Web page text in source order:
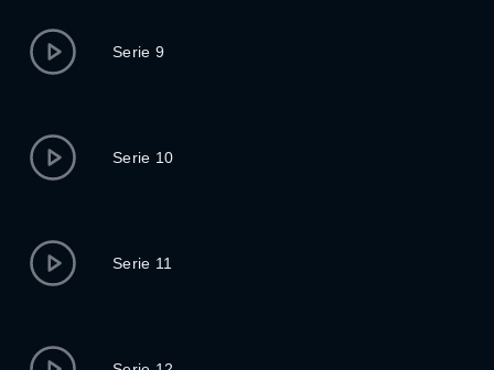
Serie 9
Serie 10
Serie 11